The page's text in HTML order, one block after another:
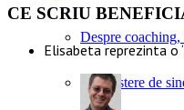
Despre
Cunoastere de
CE SCRIU
Elisabeta reprezinta o